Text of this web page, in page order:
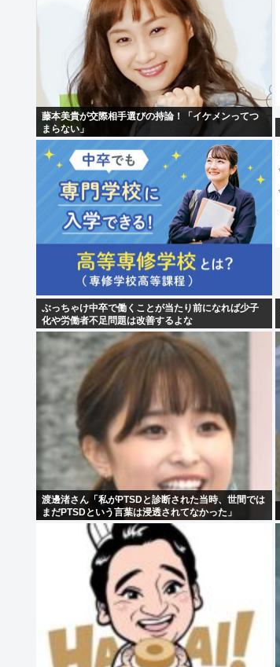
藤本美貴が交際相手選びの持論！「イケメンってつ
まらない」
ぶっちゃけ中卒で働くことが当たり前になれば少子
化や労働者不足問題は改善するよな
渡邊渚さん「私がPTSDと診断された当時、世間では
まだPTSDという言葉は浸透されてなかった」